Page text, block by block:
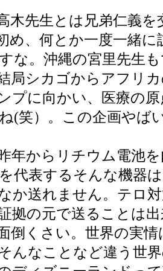
木先生とは兄弟仁義
め、何とか一度一緒
な。沖縄の宮里先生
局シカゴからアフリ
プに向かい、医療の
(笑）。この企画やば
年からリチウム電池
代表するそんな機器
か送れません。テロ
拠の元で送ることは
倒くさい。世界の実
んなことなど違う世